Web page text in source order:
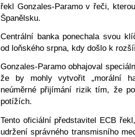
řekl Gonzales-Paramo v řeči,
Španělsku.
Centrální banka ponechala svou
od loňského srpna, kdy došlo k
Gonzales-Paramo obhajoval
že by mohly vytvořit „morální
neúměrné přijímání rizik tím, že
potížích.
Tento oficiální představitel ECB
udržení správného transmisního